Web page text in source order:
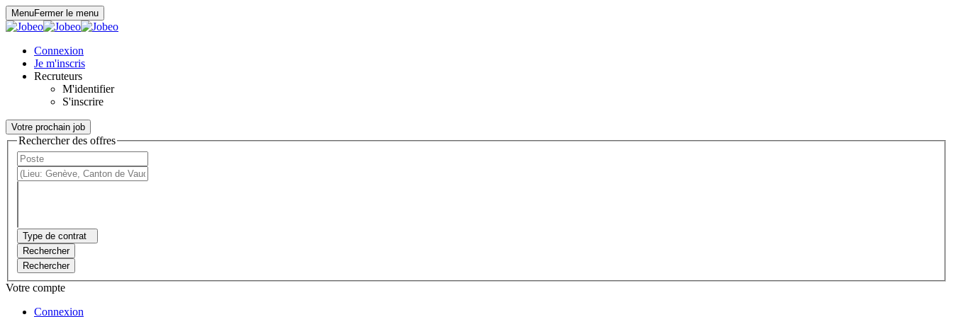
MenuFermer le menu
Connexion
Je m'inscris
Recruteurs
M'identifier
S'inscrire
Votre prochain job
Rechercher des offres
Type de contrat
Rechercher
Rechercher
Votre compte
Connexion
Panneau de gestion des cookies